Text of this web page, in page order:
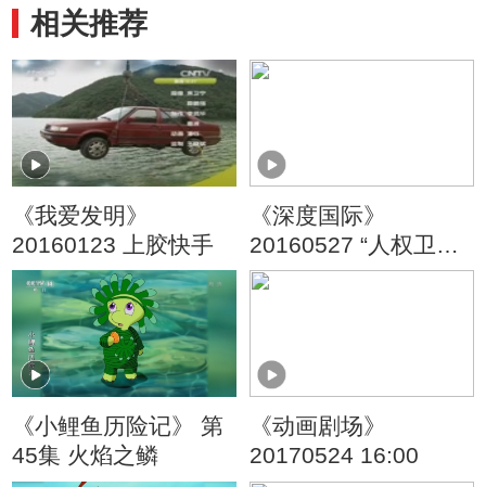
相关推荐
《我爱发明》
20160123 上胶快手
《深度国际》
20160527 “人权卫
士”的人权纪录
《小鲤鱼历险记》 第
45集 火焰之鳞
《动画剧场》
20170524 16:00